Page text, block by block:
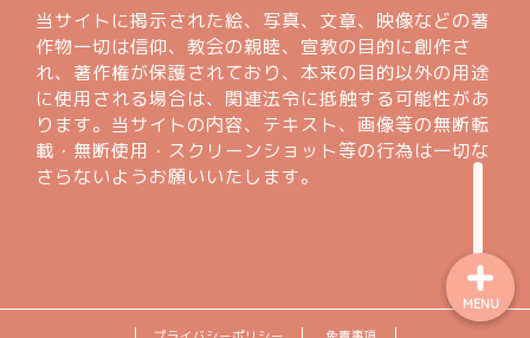
当サイトに掲示された絵、写真、文章、映像などの著
作物一切は信仰、教会の親睦、宣教の目的に創作さ
れ、著作権が保護されており、本来の目的以外の用途
に使用される場合は、関連法令に抵触する可能性があ
ります。当サイトの内容、テキスト、画像等の無断転
載・無断使用・スクリーンショット等の行為は一切な
さらないようお願いいたします。
MENU
profile
著作権について
お問い合わせフォーム